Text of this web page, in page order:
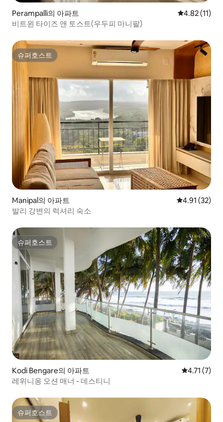
Perampalli의 아파트 평점 4.82점
4.82 (11)
비트윈 타이즈 앤 토스트(우두피 마니팔)
슈퍼호스트
슈퍼호스트
Manipal의 아파트 평점 4.91점
4.91 (32)
발리 강변의 럭셔리 숙소
슈퍼호스트
슈퍼호스트
Kodi Bengare의 아파트 평점 4.71점
4.71 (7)
레위니옹 오션 매너 - 데스티니
슈퍼호스트
슈퍼호스트